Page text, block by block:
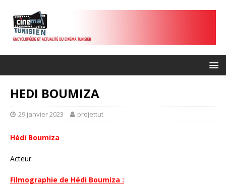
HEDI BOUMIZA
29 janvier 2023 projettut
Hédi Boumiza
Acteur.
Filmographie de Hédi Boumiza :